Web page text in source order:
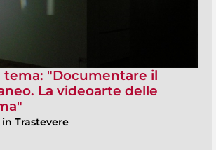
"Documentare il
La videoarte delle
Trastevere